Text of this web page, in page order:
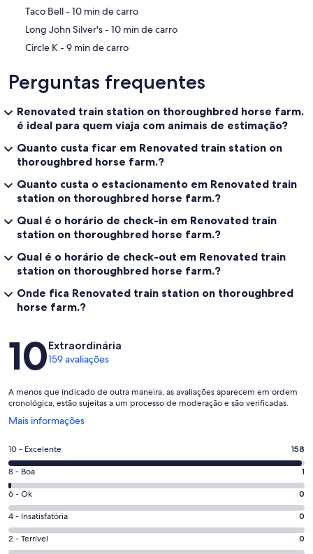
‪Taco Bell - ‬10 min de carro
‪Long John Silver's - ‬10 min de carro
‪Circle K - ‬9 min de carro
Perguntas frequentes
Renovated train station on thoroughbred horse farm.
é ideal para quem viaja com animais de estimação?
Quanto custa ficar em Renovated train station on
thoroughbred horse farm.?
Quanto custa o estacionamento em Renovated train
station on thoroughbred horse farm.?
Qual é o horário de check-in em Renovated train
station on thoroughbred horse farm.?
Qual é o horário de check-out em Renovated train
station on thoroughbred horse farm.?
Onde fica Renovated train station on thoroughbred
horse farm.?
Avaliações
10Extraordinária
159 avaliações
A menos que indicado de outra maneira, as avaliações aparecem em ordem
cronológica, estão sujeitas a um processo de moderação e são verificadas.
Mais informações
Abre
uma
nova
janela
Nota
10
-
Excelente.
158
de
159
10 - Excelente 158
Nota
8
-
Boa.
1
de
8 - Boa 1
Nota
6
-
Ok.
6 - Ok 0
Nota
4
-
4 - Insatisfatória 0
Nota
2 - Terrível 0